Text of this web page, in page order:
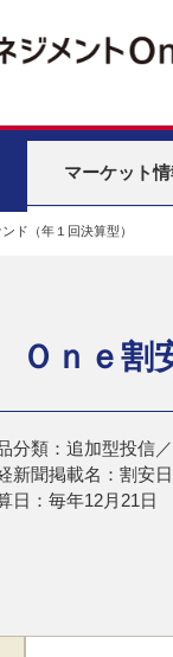
マーケット
ド（年１回決算型）
Ｏｎｅ割
分類：追加型投信
新聞掲載名：割安
日：毎年12月21日